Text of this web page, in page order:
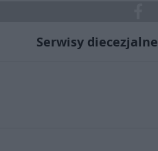
Serwisy diecezjalne